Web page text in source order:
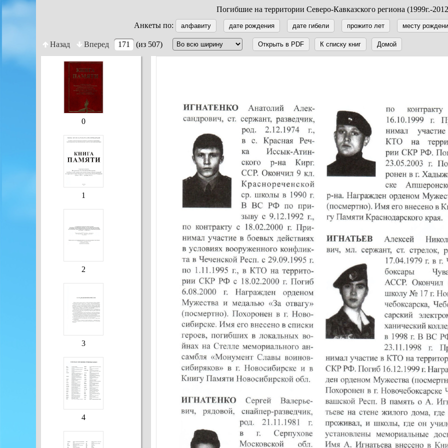
Погибшие на территории Северо-Кавказского региона (1999г.-
Анкеты по:
алфавиту дате рождения дате гибели прожито лет месту
Назад Вперед 171 (из 507) Открыть в PDF К списку книг Домой
0
1
2
3
4